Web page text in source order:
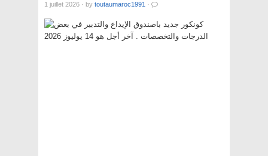
1 juillet 2026 · by toutaumaroc1991 ·